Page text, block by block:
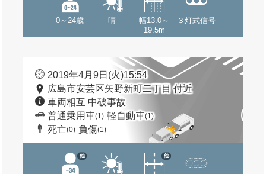
0～24歳 晴
幅13.0～
19.5m
３灯式信号
2019年4月9日(火)15:54
広島市安芸区矢野新町二丁目 付近
車両相互 中破事故
普通乗用車(1) 軽自動車(1)
死亡(0) 負傷(1)
他 他